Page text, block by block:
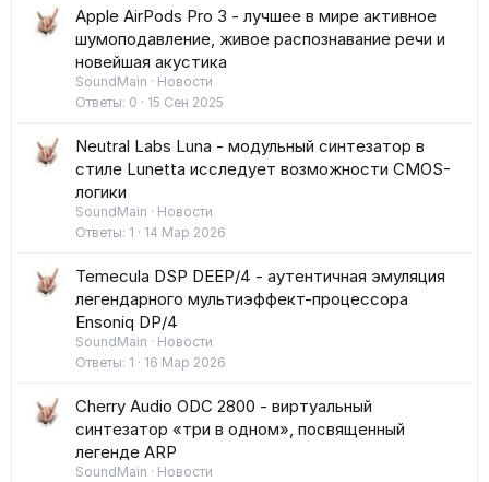
Apple AirPods Pro 3 - лучшее в мире активное
шумоподавление, живое распознавание речи и
новейшая акустика
SoundMain
Новости
Ответы 0 15 Сен 2025
Neutral Labs Luna - модульный синтезатор в
стиле Lunetta исследует возможности CMOS-
логики
SoundMain
Новости
Ответы 1 14 Мар 2026
Temecula DSP DEEP/4 - аутентичная эмуляция
легендарного мультиэффект-процессора
Ensoniq DP/4
SoundMain
Новости
Ответы 1 16 Мар 2026
Cherry Audio ODC 2800 - виртуальный
синтезатор «три в одном», посвященный
легенде ARP
SoundMain
Новости